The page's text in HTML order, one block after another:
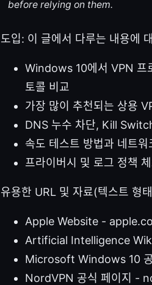
before relying on them.
도입: 이 글에서 다루는 내용에
Windows 10에서 VPN 프
토콜 비교
가장 많이 추천되는 상용
DNS 누수 차단, Kill
속도 테스트 방법과 네트워
프라이버시 및 로그 정책
유용한 URL 및 자료(텍스트 형
Apple Website -
Artificial Intelligence
Microsoft Windows 10
NordVPN 공식 페이지 -